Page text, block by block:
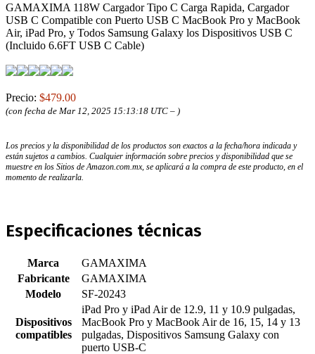
GAMAXIMA 118W Cargador Tipo C Carga Rapida, Cargador
USB C Compatible con Puerto USB C MacBook Pro y MacBook
Air, iPad Pro, y Todos Samsung Galaxy los Dispositivos USB C
(Incluido 6.6FT USB C Cable)
Precio: $479.00
(con fecha de Mar 12, 2025 15:13:18 UTC – )
Los precios y la disponibilidad de los productos son exactos a la fecha/hora indicada y
están sujetos a cambios. Cualquier información sobre precios y disponibilidad que se
muestre en los Sitios de Amazon.com.mx, se aplicará a la compra de este producto, en el
momento de realizarla.
Especificaciones técnicas
Marca
‎GAMAXIMA
Fabricante
‎GAMAXIMA
Modelo
‎SF-20243
Dispositivos
compatibles
‎iPad Pro y iPad Air de 12.9, 11 y 10.9 pulgadas,
MacBook Pro y MacBook Air de 16, 15, 14 y 13
pulgadas, Dispositivos Samsung Galaxy con
puerto USB-C